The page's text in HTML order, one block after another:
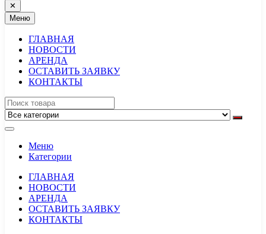
✕
Меню
ГЛАВНАЯ
НОВОСТИ
АРЕНДА
ОСТАВИТЬ ЗАЯВКУ
КОНТАКТЫ
Меню
Категории
ГЛАВНАЯ
НОВОСТИ
АРЕНДА
ОСТАВИТЬ ЗАЯВКУ
КОНТАКТЫ